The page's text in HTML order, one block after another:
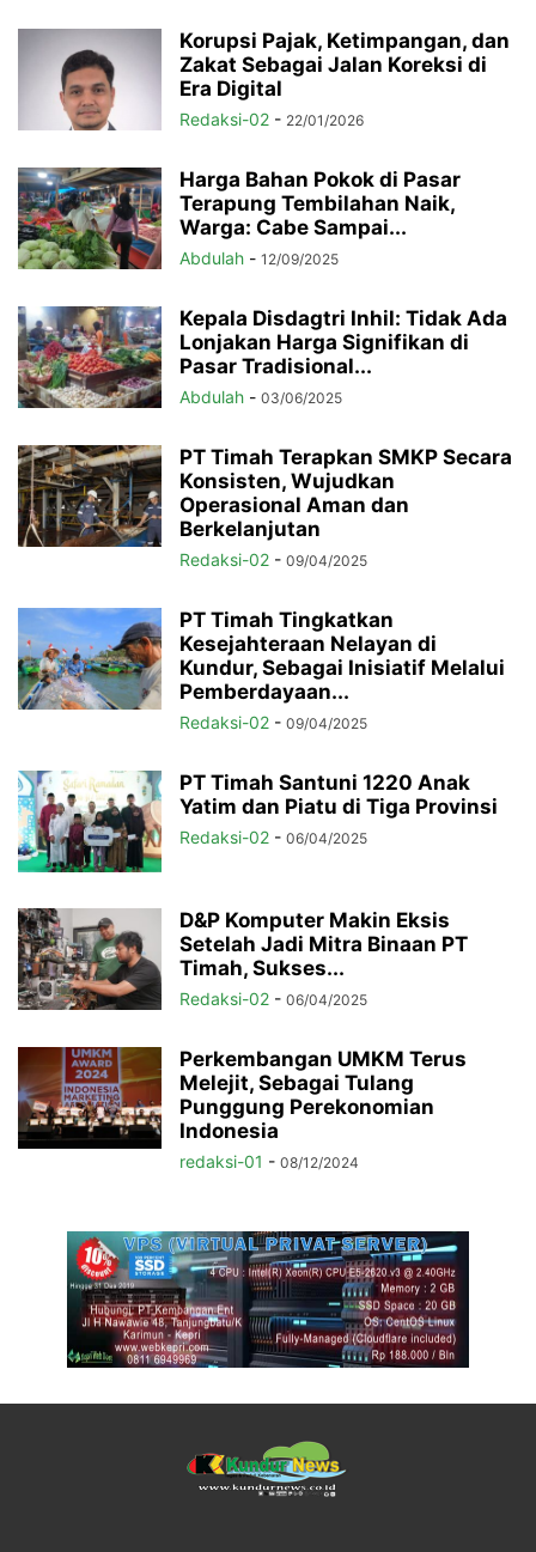
Korupsi Pajak, Ketimpangan, dan
Zakat Sebagai Jalan Koreksi di
Era Digital
Redaksi-02 - 22/01/2026
Harga Bahan Pokok di Pasar
Terapung Tembilahan Naik,
Warga: Cabe Sampai...
Abdulah - 12/09/2025
Kepala Disdagtri Inhil: Tidak Ada
Lonjakan Harga Signifikan di
Pasar Tradisional...
Abdulah - 03/06/2025
PT Timah Terapkan SMKP Secara
Konsisten, Wujudkan
Operasional Aman dan
Berkelanjutan
Redaksi-02 - 09/04/2025
PT Timah Tingkatkan
Kesejahteraan Nelayan di
Kundur, Sebagai Inisiatif Melalui
Pemberdayaan...
Redaksi-02 - 09/04/2025
PT Timah Santuni 1220 Anak
Yatim dan Piatu di Tiga Provinsi
Redaksi-02 - 06/04/2025
D&P Komputer Makin Eksis
Setelah Jadi Mitra Binaan PT
Timah, Sukses...
Redaksi-02 - 06/04/2025
Perkembangan UMKM Terus
Melejit, Sebagai Tulang
Punggung Perekonomian
Indonesia
redaksi-01 - 08/12/2024